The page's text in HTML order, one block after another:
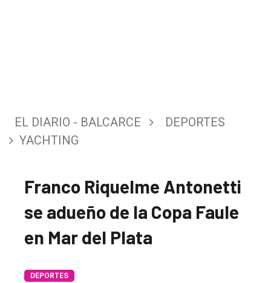
El
DIARIO
EL DIARIO - BALCARCE
DEPORTES
YACHTING
Franco Riquelme Antonetti
se adueño de la Copa Faule
en Mar del Plata
DEPORTES